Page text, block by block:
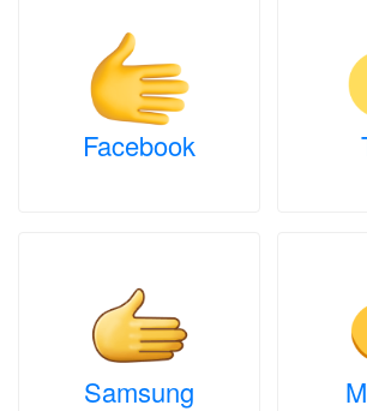
Facebook
Samsung